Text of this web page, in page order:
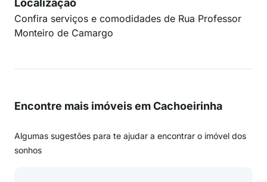
Localização
Confira serviços e comodidades de Rua Professor
Monteiro de Camargo
Encontre mais imóveis em Cachoeirinha
Algumas sugestões para te ajudar a encontrar o imóvel dos
sonhos